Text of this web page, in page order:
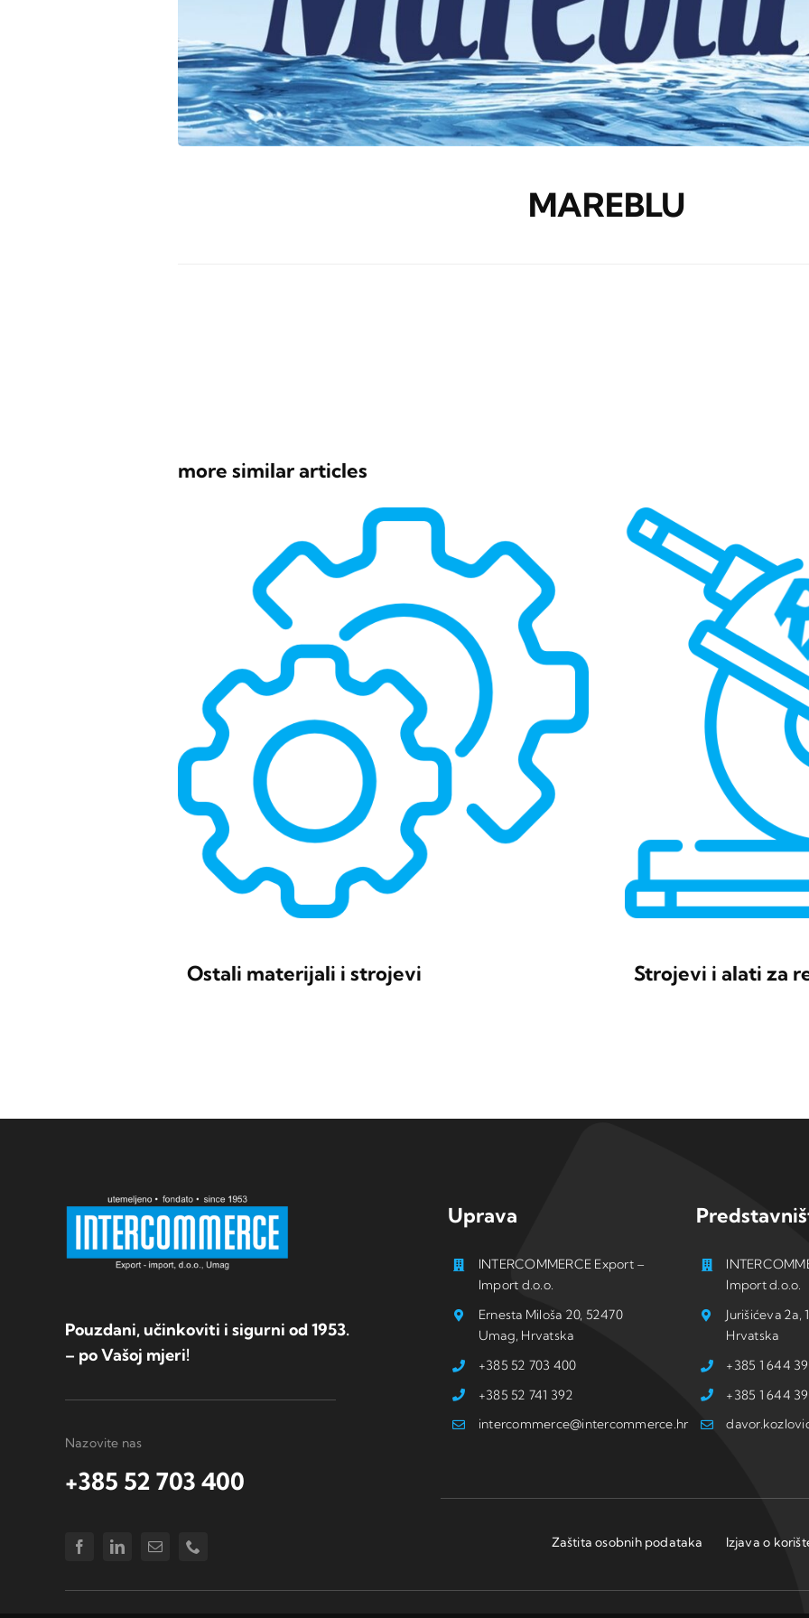
MAREBLU
more similar articles
Ostali materijali i strojevi Strojevi i alati za
Pouzdani, učinkoviti i sigurni od 1953.
– po Vašoj mjeri!
Nazovite nas
+385 52 703 400
Uprava
INTERCOMMERCE Export –
Import d.o.o.
Ernesta Miloša 20, 52470
Umag, Hrvatska
+385 52 703 400
+385 52 741 392
intercommerce@intercommerce.hr
Import d.o.o.
Jurišićeva 2a,
Hrvatska
+385 1 644
+385 1 644
Zaštita osobnih podataka Izjava o